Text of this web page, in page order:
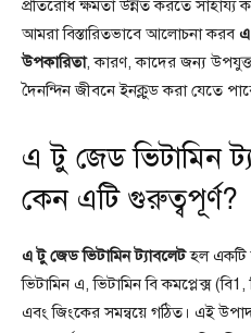
প্রতিরোধ ক্ষমতা উন্নত করতে
আমরা বিস্তারিতভাবে আলোচনা করবএ
উপকারিতা, কারণ, কাদের জন্য
দৈনন্দিন জীবনে ইনক্লুড করা যেতে
এ টু জেড ভিটামিন
কেন এটি গুরুত্বপূর্ণ?
এ টু জেড ভিটামিন ট্যাবলেটহল একটি
ভিটামিন এ, ভিটামিন বি কমপ্লেক্স
এবং জিংকের সমন্বয়ে গঠিত। এই